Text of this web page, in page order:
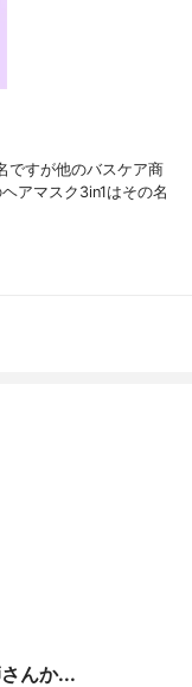
ですが他のバスケア商
アマスク3in1はその名
んか...